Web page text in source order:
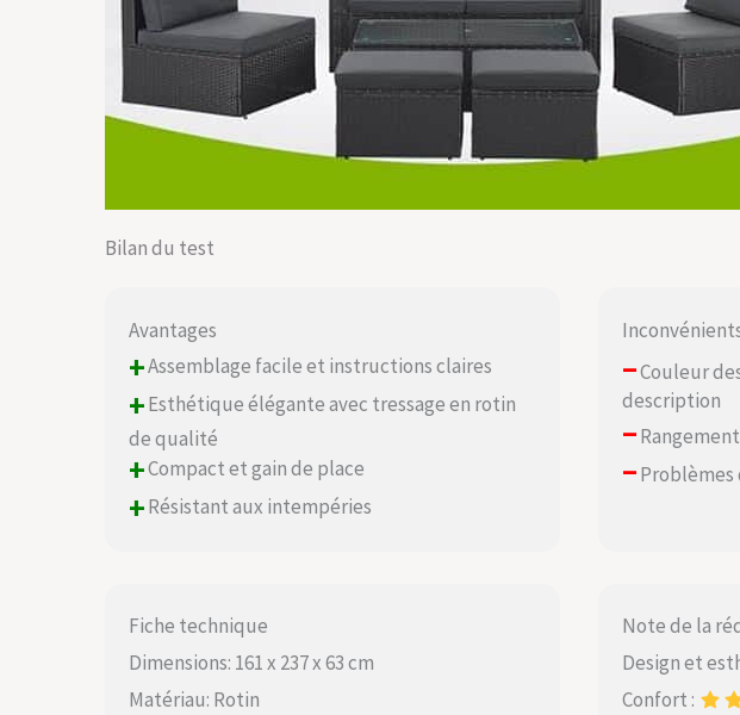
Bilan du test
Avantages
+Assemblage facile et instructions claires
+Esthétique élégante avec tressage en rotin
de qualité
+Compact et gain de place
+Résistant aux intempéries
–Couleur
description
–
–Problèmes
Fiche technique
Dimensions: 161 x 237 x 63 cm
Matériau: Rotin
Note de la
Design et
Confort :